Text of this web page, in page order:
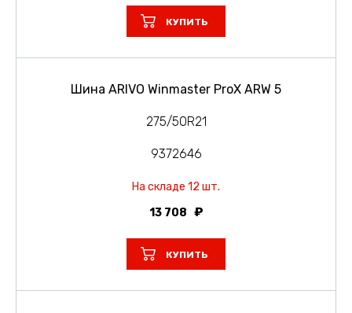
КУПИТЬ
Шина ARIVO Winmaster ProX ARW 5
275/50R21
9372646
На складе 12 шт.
13 708
КУПИТЬ